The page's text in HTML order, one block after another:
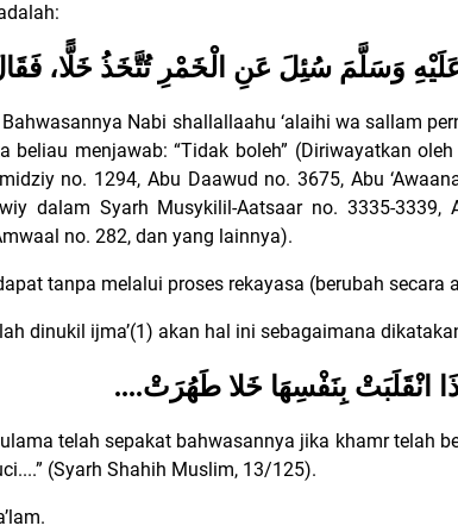
وَسَلَّمَ سُئِلَ عَنِ الْخَمْرِ تُتَّخَذُ خَلًّا،
Bahwasannya Nabi shallallaahu ‘alaihi wa sallam
beliau menjawab: “Tidak boleh” (Diriwayatkan
no. 1294, Abu Daawud no. 3675, Abu
dalam Syarh Musykilil-Aatsaar no. 3335-3339,
no. 282, dan yang lainnya).
tanpa melalui proses rekayasa (berubah secara
dinukil ijma’(1) akan hal ini sebagaimana
انْقَلَبَتْ بِنَفْسِهَا خَلا طَهُرَتْ....
telah sepakat bahwasannya jika khamr telah
(Syarh Shahih Muslim, 13/125).